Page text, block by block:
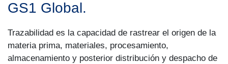
GS1 Global.
Trazabilidad es la capacidad de rastrear el origen de la
materia prima, materiales, procesamiento,
almacenamiento y posterior distribución y despacho de